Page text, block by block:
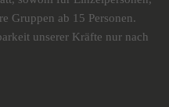
Gruppen ab 15 Personen.
unserer Kräfte nur nach